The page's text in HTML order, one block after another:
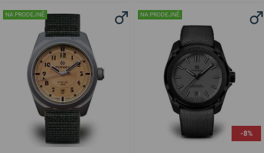
NA PRODEJNĚ NA PRODEJNĚ
-8%